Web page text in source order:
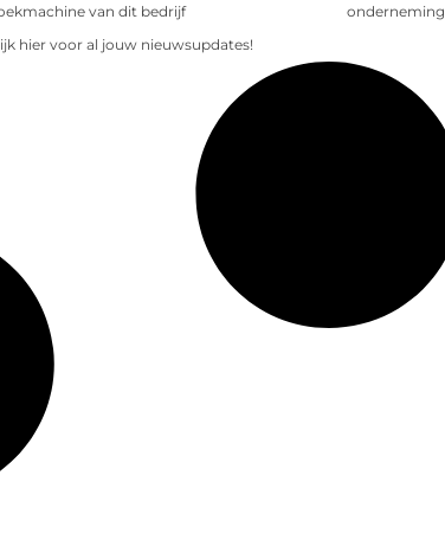
van dit bedrijf
onderneming
hier voor al jouw nieuwsupdates!